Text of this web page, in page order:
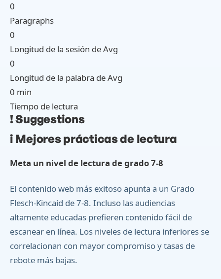
0
Paragraphs
0
Longitud de la sesión de Avg
0
Longitud de la palabra de Avg
0 min
Tiempo de lectura
!Suggestions
i Mejores prácticas de lectura
Meta un nivel de lectura de grado 7-8
El contenido web más exitoso apunta a un Grado
Flesch-Kincaid de 7-8. Incluso las audiencias
altamente educadas prefieren contenido fácil de
escanear en línea. Los niveles de lectura inferiores se
correlacionan con mayor compromiso y tasas de
rebote más bajas.